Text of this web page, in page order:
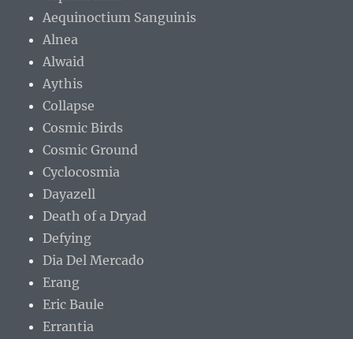
Aequinoctium Sanguinis
Alnea
Alwaid
Aythis
Collapse
Cosmic Birds
Cosmic Ground
Cyclocosmia
Dayazell
Death of a Dryad
Defying
Dia Del Mercado
Erang
Eric Baule
Errantia